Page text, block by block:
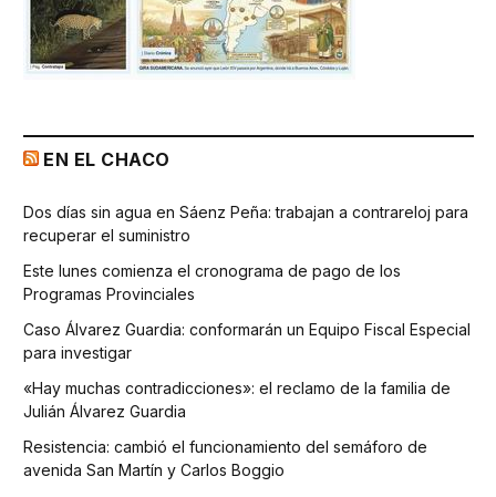
EN EL CHACO
Dos días sin agua en Sáenz Peña: trabajan a contrareloj para
recuperar el suministro
Este lunes comienza el cronograma de pago de los
Programas Provinciales
Caso Álvarez Guardia: conformarán un Equipo Fiscal Especial
para investigar
«Hay muchas contradicciones»: el reclamo de la familia de
Julián Álvarez Guardia
Resistencia: cambió el funcionamiento del semáforo de
avenida San Martín y Carlos Boggio